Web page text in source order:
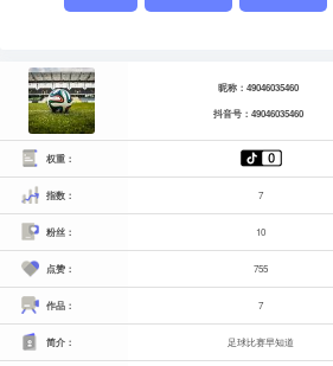
昵称：49046035460
抖音号：49046035460
权重：
指数： 7
粉丝： 10
点赞： 755
作品： 7
简介： 足球比赛早知道